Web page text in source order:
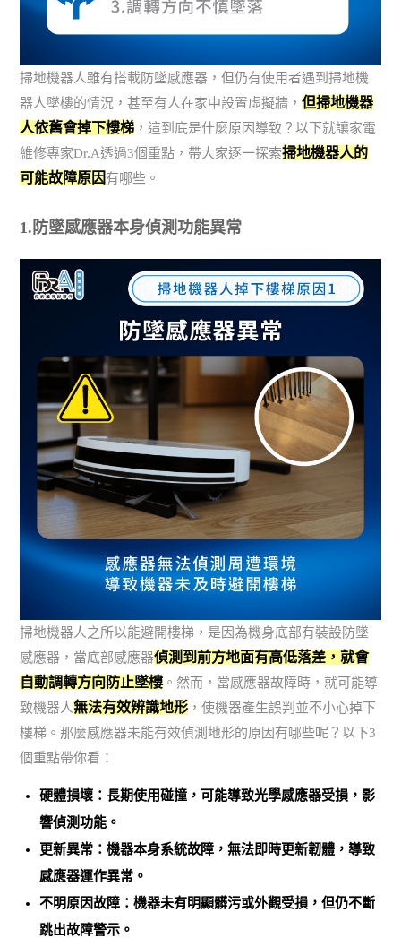
掃地機器人雖有搭載防墜感應器，但仍有使用者遇到掃地機
器人墜樓的情況，甚至有人在家中設置虛擬牆，但掃地機器
人依舊會掉下樓梯 ，這到底是什麼原因導致？以下就讓家電
維修專家Dr.A透過3個重點，帶大家逐一探索掃地機器人的
可能故障原因有哪些。
1.防墜感應器本身偵測功能異常
掃地機器人之所以能避開樓梯，是因為機身底部有裝設防墜
感應器，當底部感應器偵測到前方地面有高低落差，就會
自動調轉方向防止墜樓 。然而，當感應器故障時，就可能導
致機器人無法有效辨識地形 ，使機器產生誤判並不小心掉下
樓梯。那麼感應器未能有效偵測地形的原因有哪些呢？以下3
個重點帶你看：
硬體損壞：長期使用碰撞，可能導致光學感應器受損，影
響偵測功能。
更新異常：機器本身系統故障，無法即時更新韌體，導致
感應器運作異常。
不明原因故障：機器未有明顯髒污或外觀受損，但仍不斷
跳出故障警示。